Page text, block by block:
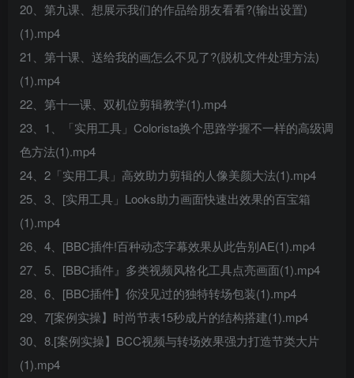
20、第九课、想展示我们的作品给朋友看看?(输出设置)
(1).mp4
21、第十课、送给我的画怎么不见了?(脱机文件处理方法)
(1).mp4
22、第十一课、双机位剪辑教学(1).mp4
23、1、「实用工具」Colorista换个思路学握不一样的高级调
色方法(1).mp4
24、2「实用工具」高效助力剪辑的人像美颜大法(1).mp4
25、3、[实用工具」Looks助力画面快速出效果的百宝箱
(1).mp4
26、4、[BBC插件!百种动态字幕效果从此告别AE(1).mp4
27、5、[BBC插件』多类视频风格化工具点亮画面(1).mp4
28、6、[BBC插件】你没见过的独特转场包装(1).mp4
29、7[案例实操】时尚节表15秒成片的结构搭建(1).mp4
30、8.[案例实操】BCC视频与转场效果强力打造节类大片
(1).mp4